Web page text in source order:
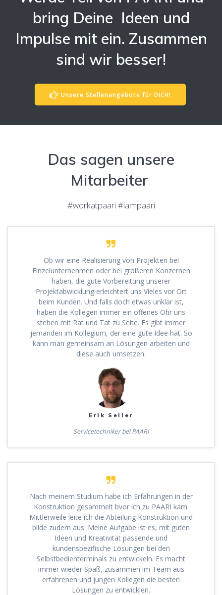
bring Deine Ideen und
Impulse mit ein. Zusammen
sind wir besser!
Unsere Stellenangebote für DICH!
Das sagen unsere
Mitarbeiter
#workatpaari #iampaari
Ob wir eine Realisierung von Projekten bei
Einzelunternehmen oder bei größeren Konzernen
haben, die gute Vorbereitung unserer
Projektabwicklung erleichtert uns Vieles vor Ort
beim Kunden. Und falls doch etwas unklar ist,
haben die Kollegen immer ein offenes Ohr uns
stehen mit Rat und Tat zu Seite. Es gibt immer
jemanden im Kollegium, der eine gute Idee hat. So
kann man gemeinsam an Lösungen arbeiten und
diese auch umsetzen.
Erik Seiler
Servicetechniker bei PAARI
Nach meinem Studium habe ich Erfahrungen in der
Konstruktion gesammelt bvor ich zu PAARI kam.
Mittlerweile leite ich die Abteilung Konstruktion und
bilde zudem aus. Meine Aufgabe ist es, mit guten
Ideen und Kreativität passende und
kundenspezifische Lösungen bei den
Selbstbedienterminals zu entwickeln. Es macht
immer wieder Spaß, zusammen im Team aus
erfahrenen und jungen Kollegen die besten
Lösungen zu entwicklen.